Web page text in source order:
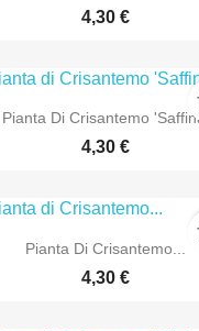
4,30 €
Pianta Di Crisantemo 'Saffina'
4,30 €
Pianta Di Crisantemo...
4,30 €